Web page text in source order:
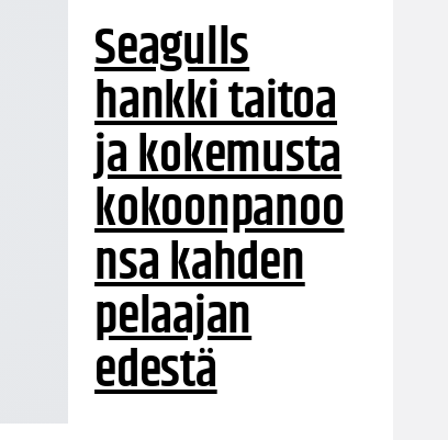
Seagulls
hankki taitoa
ja kokemusta
kokoonpanoo
nsa kahden
pelaajan
edestä